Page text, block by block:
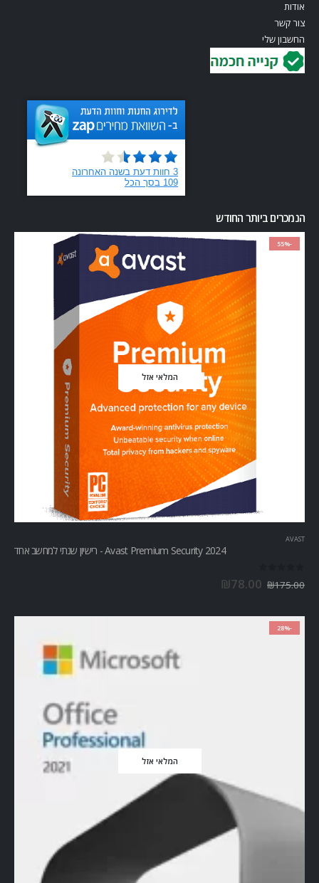
אודות
צור קשר
החשבון שלי
הנמכרים ביותר החודש
-55%
המלאי אזל
AVAST
Avast Premium Security 2024 - רישיון שנתי למחשב אחד
₪175.00
₪78.00
-28%
המלאי אזל